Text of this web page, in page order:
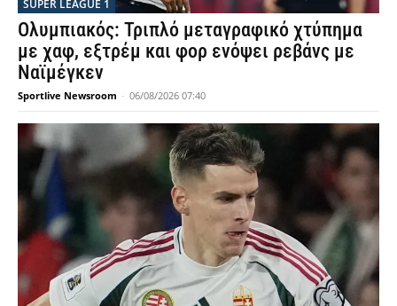
SUPER LEAGUE 1
Ολυμπιακός: Τριπλό μεταγραφικό χτύπημα
με χαφ, εξτρέμ και φορ ενόψει ρεβάνς με
Ναϊμέγκεν
Sportlive Newsroom - 06/08/2026 07:40